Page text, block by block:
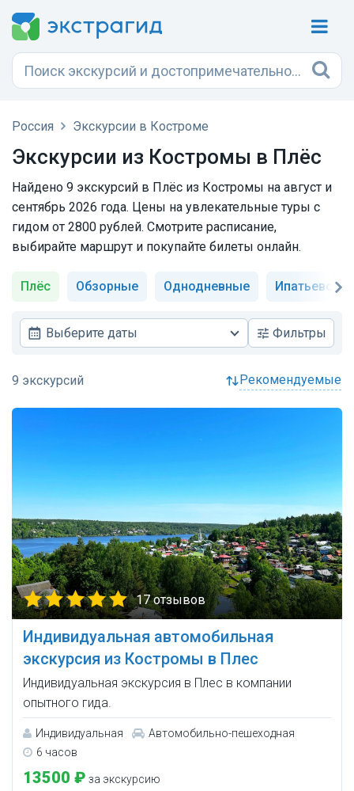
Россия Экскурсии в Костроме
Экскурсии из Костромы в Плёс
Найдено 9 экскурсий в Плёс из Костромы на август и
сентябрь 2026 года. Цены на увлекательные туры с
гидом от 2800 рублей. Смотрите расписание,
выбирайте маршрут и покупайте билеты онлайн.
Плёс Обзорные Однодневные
Выберите даты Фильтры
рекомендуемые
17 отзывов
Индивидуальная автомобильная
экскурсия из Костромы в Плес
Индивидуальная экскурсия в Плес в компании
опытного гида.
Индивидуальная
Автомобильно-пешеходная
6 часов
13500 ₽ за экскурсию